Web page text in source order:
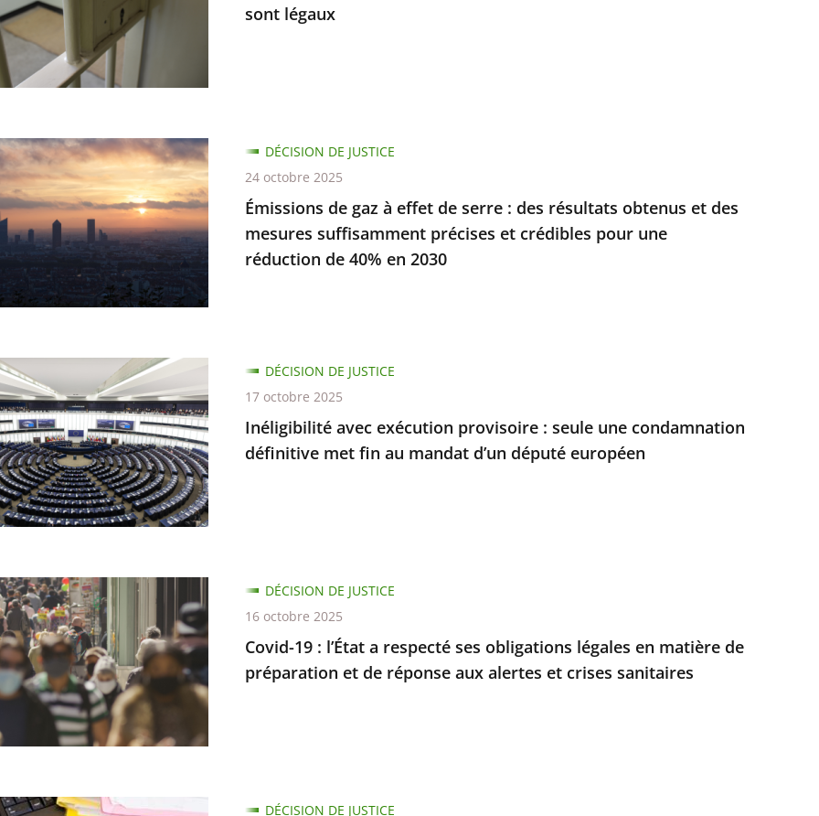
sont légaux
Émissions de gaz à effet de serre : des résultats obtenus et des
mesures suffisamment précises et crédibles pour une
réduction de 40% en 2030
DÉCISION DE JUSTICE
24 octobre 2025
Inéligibilité avec exécution provisoire : seule une condamnation
définitive met fin au mandat d’un député européen
DÉCISION DE JUSTICE
17 octobre 2025
Covid-19 : l’État a respecté ses obligations légales en matière de
préparation et de réponse aux alertes et crises sanitaires
DÉCISION DE JUSTICE
16 octobre 2025
DÉCISION DE JUSTICE